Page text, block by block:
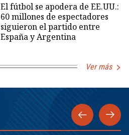
El fútbol se apodera de EE.UU.:
60 millones de espectadores
siguieron el partido entre
España y Argentina
Ver más